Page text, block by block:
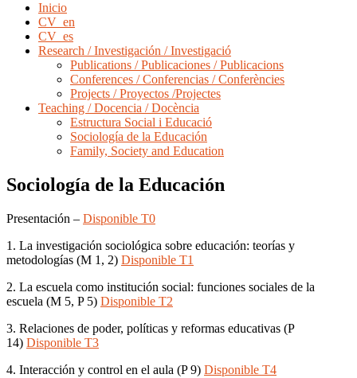
Inicio
CV_en
CV_es
Research / Investigación / Investigació
Publications / Publicaciones / Publicacions
Conferences / Conferencias / Conferències
Projects / Proyectos /Projectes
Teaching / Docencia / Docència
Estructura Social i Educació
Sociología de la Educación
Family, Society and Education
Sociología de la Educación
Presentación – Disponible T0
1. La investigación sociológica sobre educación: teorías y
metodologías (M 1, 2) Disponible T1
2. La escuela como institución social: funciones sociales de la
escuela (M 5, P 5) Disponible T2
3. Relaciones de poder, políticas y reformas educativas (P
14) Disponible T3
4. Interacción y control en el aula (P 9) Disponible T4